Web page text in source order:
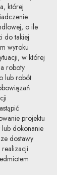
której
o ile
do takiej
wyroku
w której
roboty
lub robót
projektu
dokonanie
dostawy
realizacji